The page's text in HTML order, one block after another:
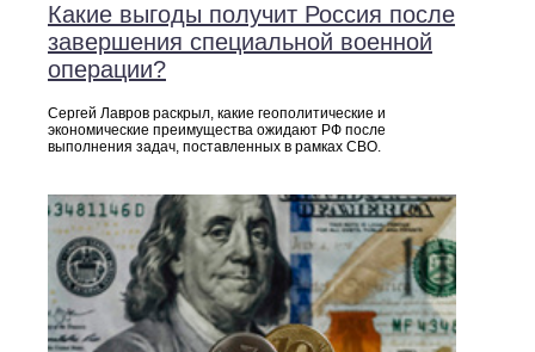
Какие выгоды получит Россия после
завершения специальной военной
операции?
Сергей Лавров раскрыл, какие геополитические и
экономические преимущества ожидают РФ после
выполнения задач, поставленных в рамках СВО.